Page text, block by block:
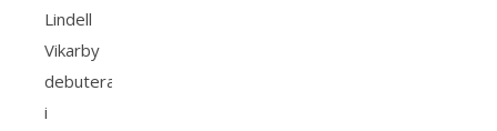
Lindell
Vikarby
debuterade
i